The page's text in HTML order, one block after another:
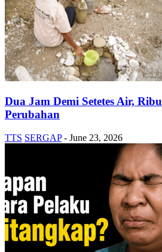
Dua Jam Demi Setetes Air,
Perubahan
TTS SERGAP - June 23, 2026